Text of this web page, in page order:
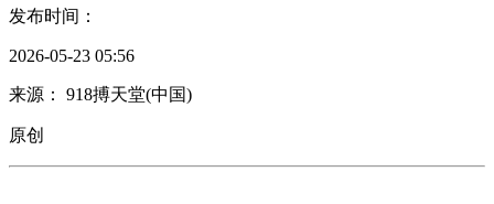
发布时间：
2026-05-23 05:56
来源： 918搏天堂(中国)
原创